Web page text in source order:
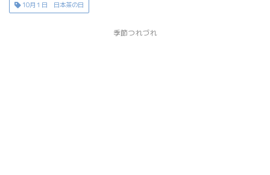
10月１日 日本茶の日
季節つれづれ